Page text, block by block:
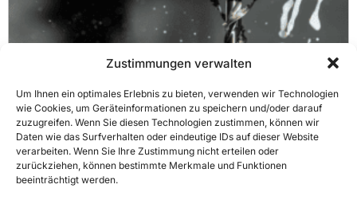
Zustimmungen verwalten
Um Ihnen ein optimales Erlebnis zu bieten, verwenden wir Technologien
wie Cookies, um Geräteinformationen zu speichern und/oder darauf
zuzugreifen. Wenn Sie diesen Technologien zustimmen, können wir
Daten wie das Surfverhalten oder eindeutige IDs auf dieser Website
verarbeiten. Wenn Sie Ihre Zustimmung nicht erteilen oder
zurückziehen, können bestimmte Merkmale und Funktionen
beeinträchtigt werden.
Die beliebtesten Anwendungen für die CNC-
Bearbeitung